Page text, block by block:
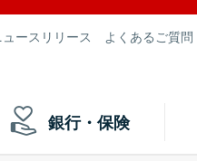
ュースリリース よくあるご質
銀行・保険